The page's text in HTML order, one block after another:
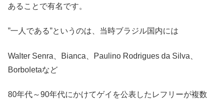
あることで有名です。
”一人である”というのは、当時ブラジル国内には
Walter Senra、Bianca、Paulino Rodrigues da Silva、
Borboletaなど
80年代～90年代にかけてゲイを公表したレフリーが複数